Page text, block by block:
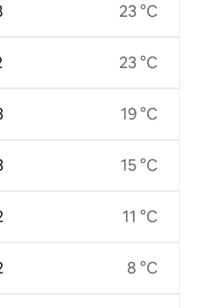
23 °C
23 °C
19 °C
15 °C
11 °C
8 °C